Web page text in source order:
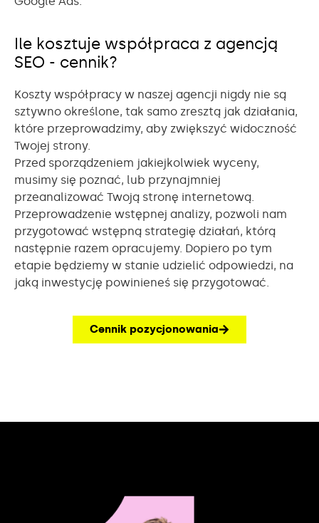
Ile kosztuje współpraca z agencją
SEO - cennik?
Koszty współpracy w naszej agencji nigdy nie są
sztywno określone, tak samo zresztą jak działania,
które przeprowadzimy, aby zwiększyć widoczność
Twojej strony.
Przed sporządzeniem jakiejkolwiek wyceny,
musimy się poznać, lub przynajmniej
przeanalizować Twoją stronę internetową.
Przeprowadzenie wstępnej analizy, pozwoli nam
przygotować wstępną strategię działań, którą
następnie razem opracujemy. Dopiero po tym
etapie będziemy w stanie udzielić odpowiedzi, na
jaką inwestycję powinieneś się przygotować.
Cennik pozycjonowania